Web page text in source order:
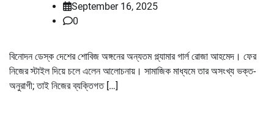
September 16, 2025
0
বিনোদন ডেস্ক দেশের শোবিজ অঙ্গনের অন্যতম গ্ল্যামার গার্ল রোজা আহমেদ। ফের
নিজের স্টাইল দিয়ে চলে এলেন আলোচনায়। সামাজিক মাধ্যমে তার অসংখ্য ভক্ত-
অনুরাগী; তাই নিজের ব্যক্তিগত […]